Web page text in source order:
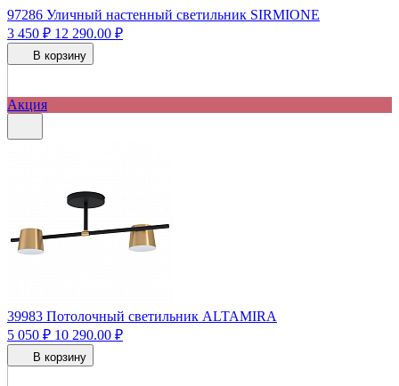
97286 Уличный настенный светильник SIRMIONE
3 450 ₽ 12 290.00 ₽
В корзину
Акция
39983 Потолочный светильник ALTAMIRA
5 050 ₽ 10 290.00 ₽
В корзину